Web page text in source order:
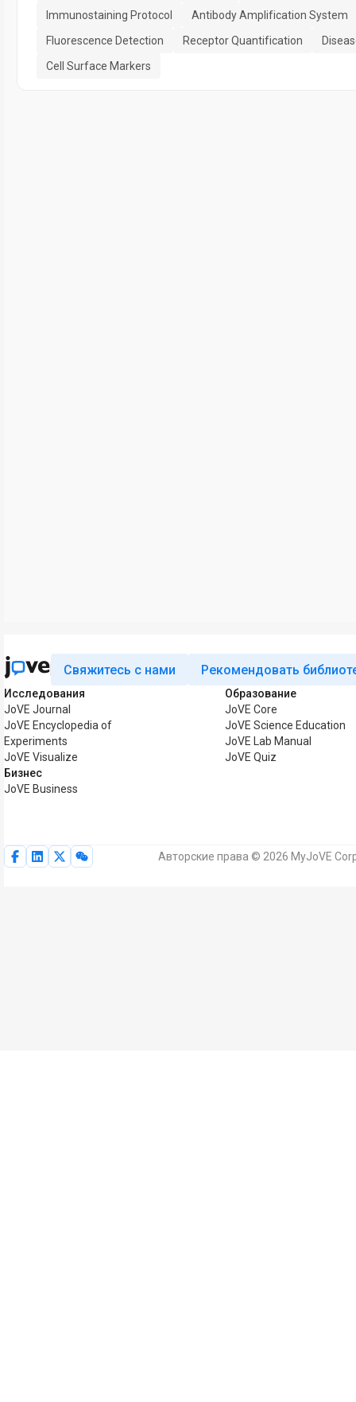
Immunostaining Protocol
Antibody Amplification System
Fluorescence Detection
Receptor Quantification
Cell Surface Markers
Свяжитесь с нами Рекомендовать
Исследования
JoVE Journal
JoVE Encyclopedia of
Experiments
JoVE Visualize
Бизнес
JoVE Business
Образование
JoVE Core
JoVE Science Education
JoVE Lab Manual
JoVE Quiz
Авторские права © 2026 MyJoVE